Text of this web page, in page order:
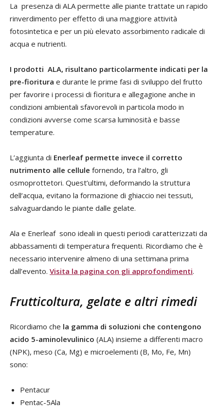
La presenza di ALA permette alle piante trattate un rapido
rinverdimento per effetto di una maggiore attività
fotosintetica e per un più elevato assorbimento radicale di
acqua e nutrienti.
I prodotti ALA, risultano particolarmente indicati per la
pre-fioritura e durante le prime fasi di sviluppo del frutto
per favorire i processi di fioritura e allegagione anche in
condizioni ambientali sfavorevoli in particola modo in
condizioni avverse come scarsa luminosità e basse
temperature.
L’aggiunta di Enerleaf permette invece il corretto
nutrimento alle cellule fornendo, tra l’altro, gli
osmoprottetori. Quest’ultimi, deformando la struttura
dell’acqua, evitano la formazione di ghiaccio nei tessuti,
salvaguardando le piante dalle gelate.
Ala e Enerleaf sono ideali in questi periodi caratterizzati da
abbassamenti di temperatura frequenti. Ricordiamo che è
necessario intervenire almeno di una settimana prima
dall’evento. Visita la pagina con gli approfondimenti.
Frutticoltura, gelate e altri rimedi
Ricordiamo che la gamma di soluzioni che contengono
acido 5-aminolevulinico (ALA) insieme a differenti macro
(NPK), meso (Ca, Mg) e microelementi (B, Mo, Fe, Mn)
sono:
Pentacur
Pentac-5Ala